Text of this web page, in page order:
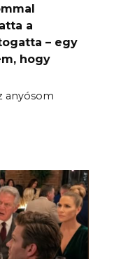
a
– egy
hogy
anyósom